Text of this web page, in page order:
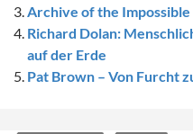
Archive of the Impossible
Richard Dolan:
auf der Erde
Pat Brown – Von Furcht